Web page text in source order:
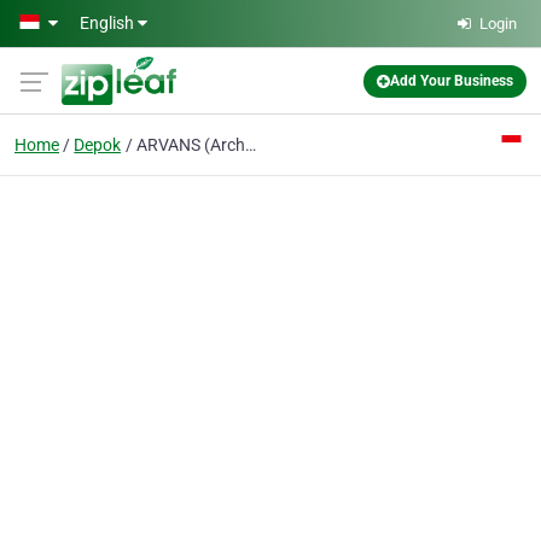
Skip to main content
English Login
Add Your Business
Home Depok ARVANS (Architectural Visualization and Animation)